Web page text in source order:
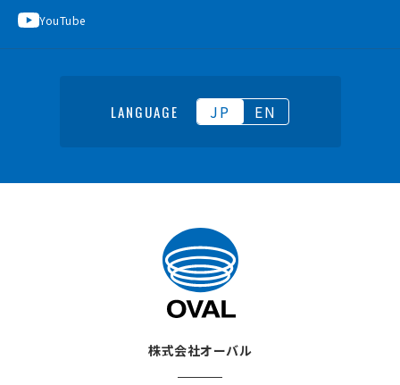
YouTube
LANGUAGE JP EN
株式会社オーバル